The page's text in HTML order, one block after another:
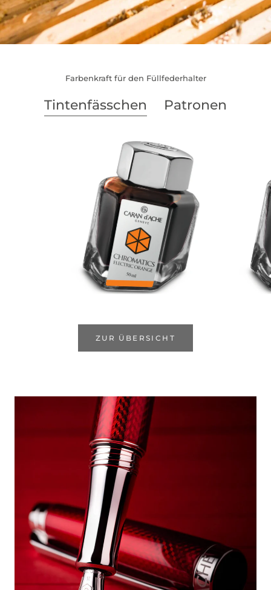
Farbenkraft für den Füllfederhalter
Tintenfässchen Patronen
ZUR ÜBERSICHT